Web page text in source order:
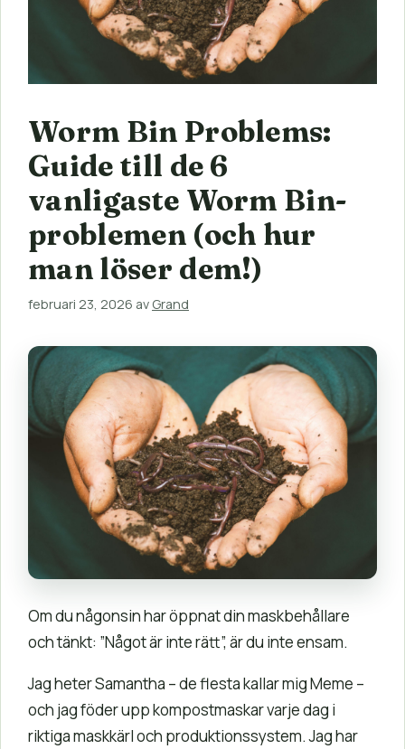
Worm Bin Problems:
Guide till de 6
vanligaste Worm Bin-
problemen (och hur
man löser dem!)
februari 23, 2026 av Grand
Om du någonsin har öppnat din maskbehållare
och tänkt: ”Något är inte rätt”, är du inte ensam.
Jag heter Samantha – de flesta kallar mig Meme –
och jag föder upp kompostmaskar varje dag i
riktiga maskkärl och produktionssystem. Jag har